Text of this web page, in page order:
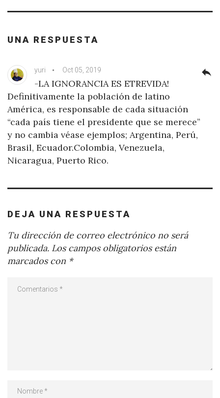
UNA RESPUESTA
yuri Oct 05, 2019
-LA IGNORANCIA ES ETREVIDA!
Definitivamente la población de latino
América, es responsable de cada situación
“cada país tiene el presidente que se merece”
y no cambia véase ejemplos; Argentina, Perú,
Brasil, Ecuador.Colombia, Venezuela,
Nicaragua, Puerto Rico.
reply
DEJA UNA RESPUESTA
Tu dirección de correo electrónico no será
publicada. Los campos obligatorios están
marcados con *